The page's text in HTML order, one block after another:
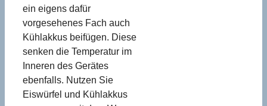
ein eigens dafür
vorgesehenes Fach auch
Kühlakkus beifügen. Diese
senken die Temperatur im
Inneren des Gerätes
ebenfalls. Nutzen Sie
Eiswürfel und Kühlakkus